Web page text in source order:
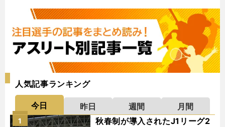
人気記事ランキング
今日 昨日 週間
月間
秋春制が導入されたJ1リーグ2
1